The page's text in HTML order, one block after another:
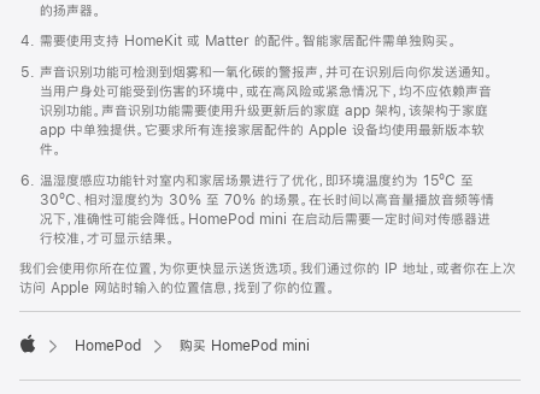
的扬声器。
需要使用支持 HomeKit 或 Matter 的配件。智能家居配件需单独购买。
声音识别功能可检测到烟雾和一氧化碳的警报声，并可在识别后向你发送通知。
当用户身处可能受到伤害的环境中，或在高风险或紧急情况下，均不应依赖声音
识别功能。声音识别功能需要使用升级更新后的家庭 app 架构，该架构于家庭
app 中单独提供。它要求所有连接家居配件的 Apple 设备均使用最新版本软
件。
温湿度感应功能针对室内和家居场景进行了优化，即环境温度约为 15ºC 至
30ºC、相对湿度约为 30% 至 70% 的场景。在长时间以高音量播放音频等情
况下，准确性可能会降低。HomePod mini 在启动后需要一定时间对传感器进
行校准，才可显示结果。
我们会使用你所在位置，为你更快显示送货选项。我们通过你的 IP 地址，或者你在上次
访问 Apple 网站时输入的位置信息，找到了你的位置。
HomePod 购买 HomePod mini